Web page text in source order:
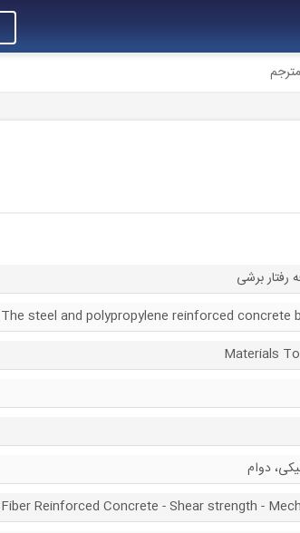
رفتار برشی
The steel and polypropylene reinforced concrete
دوام
Fiber Reinforced Concrete - Shear strength -